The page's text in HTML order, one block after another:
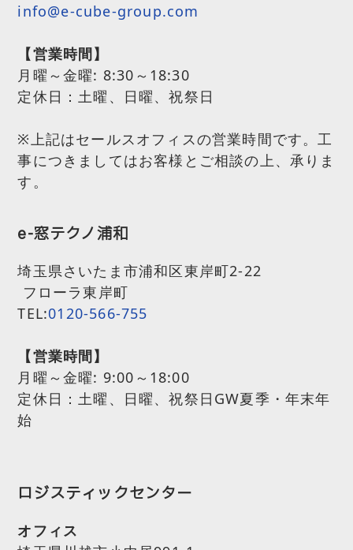
info@e-cube-group.com
【営業時間】
月曜～金曜: 8:30～18:30
定休日：土曜、日曜、祝祭日
※上記はセールスオフィスの営業時間です。工
事につきましてはお客様とご相談の上、承りま
す。
e-窓テクノ浦和
埼玉県さいたま市浦和区東岸町2-22
フローラ東岸町
TEL:0120-566-755
【営業時間】
月曜～金曜: 9:00～18:00
定休日：土曜、日曜、祝祭日GW夏季・年末年
始
ロジスティックセンター
オフィス